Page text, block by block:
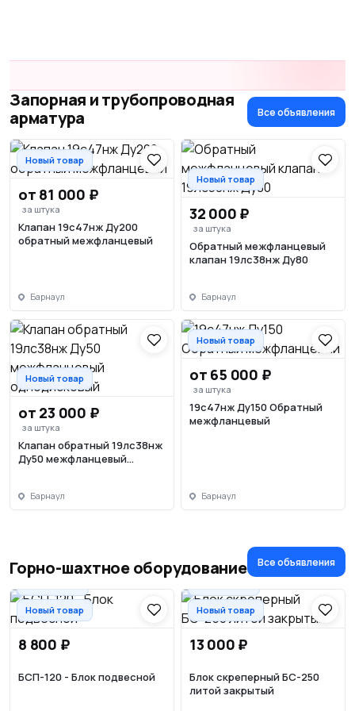
Запорная и трубопроводная
арматура
Все объявления
Новый товар
от 81 000 ₽
за штука
Клапан 19с47нж Ду200
обратный межфланцевый
Барнаул
Новый товар
32 000 ₽
за штука
Обратный межфланцевый
клапан 19лс38нж Ду80
Барнаул
Новый товар
от 23 000 ₽
за штука
Клапан обратный 19лс38нж
Ду50 межфланцевый
Барнаул
Новый товар
от 65 000 ₽
за штука
19с47нж Ду150 Обратный
межфланцевый
Барнаул
Горно-шахтное оборудование Все объявления
Новый товар
8 800 ₽
БСП-120 - Блок подвесной
Новый товар
13 000 ₽
Блок скреперный БС-250
литой закрытый